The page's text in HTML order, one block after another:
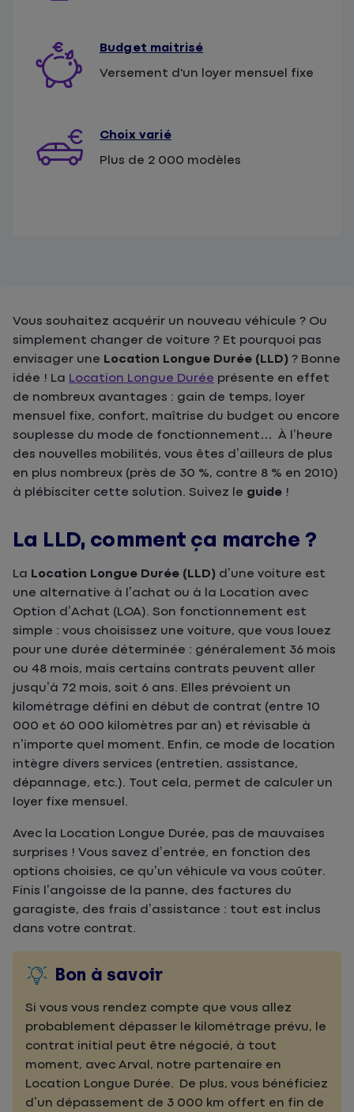
Budget maitrisé
Versement d'un loyer mensuel fixe
Choix varié
Plus de 2 000 modèles
Vous souhaitez acquérir un nouveau véhicule ? Ou
simplement changer de voiture ? Et pourquoi pas
envisager une Location Longue Durée (LLD) ? Bonne
idée ! La Location Longue Durée présente en effet
de nombreux avantages : gain de temps, loyer
mensuel fixe, confort, maîtrise du budget ou encore
souplesse du mode de fonctionnement… À l’heure
des nouvelles mobilités, vous êtes d’ailleurs de plus
en plus nombreux (près de 30 %, contre 8 % en 2010)
à plébisciter cette solution. Suivez le guide !
La LLD, comment ça marche ?
La Location Longue Durée (LLD) d’une voiture est
une alternative à l’achat ou à la Location avec
Option d’Achat (LOA). Son fonctionnement est
simple : vous choisissez une voiture, que vous louez
pour une durée déterminée : généralement 36 mois
ou 48 mois, mais certains contrats peuvent aller
jusqu’à 72 mois, soit 6 ans. Elles prévoient un
kilométrage défini en début de contrat (entre 10
000 et 60 000 kilomètres par an) et révisable à
n’importe quel moment. Enfin, ce mode de location
intègre divers services (entretien, assistance,
dépannage, etc.). Tout cela, permet de calculer un
loyer fixe mensuel.
Avec la Location Longue Durée, pas de mauvaises
surprises ! Vous savez d’entrée, en fonction des
options choisies, ce qu’un véhicule va vous coûter.
Finis l’angoisse de la panne, des factures du
garagiste, des frais d’assistance : tout est inclus
dans votre contrat.
Bon à savoir
Si vous vous rendez compte que vous allez
probablement dépasser le kilométrage prévu, le
contrat initial peut être négocié, à tout
moment, avec Arval, notre partenaire en
Location Longue Durée. De plus, vous bénéficiez
d’un dépassement de 3 000 km offert en fin de